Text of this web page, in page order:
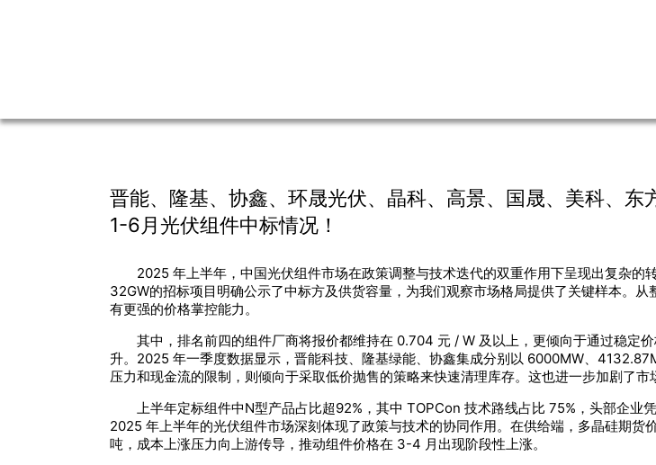
晋能、隆基、协鑫、环晟光伏、晶科、高景、国晟、美科、
1-6月光伏组件中标情况！
2025 年上半年，中国光伏组件市场在政策调整与技术迭代的双重作用下呈现出复杂
32GW的招标项目明确公示了中标方及供货容量，为我们观察市场格局提供了关键样本。
有更强的价格掌控能力。
其中，排名前四的组件厂商将报价都维持在 0.704 元 / W 及以上，更倾向于通过稳定
升。2025 年一季度数据显示，晋能科技、隆基绿能、协鑫集成分别以 6000MW、
压力和现金流的限制，则倾向于采取低价抛售的策略来快速清理库存。这也进一步加剧了市
上半年定标组件中N型产品占比超92%，其中 TOPCon 技术路线占比 75%，头部企业
2025 年上半年的光伏组件市场深刻体现了政策与技术的协同作用。在供给端，多晶硅期
吨，成本上涨压力向上游传导，推动组件价格在 3-4 月出现阶段性上涨。